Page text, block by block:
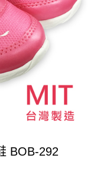
BOB-292